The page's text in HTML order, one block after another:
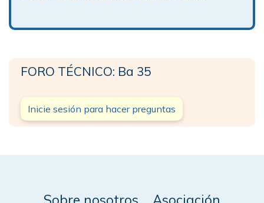
FORO TÉCNICO: Ba 35
Inicie sesión para hacer preguntas